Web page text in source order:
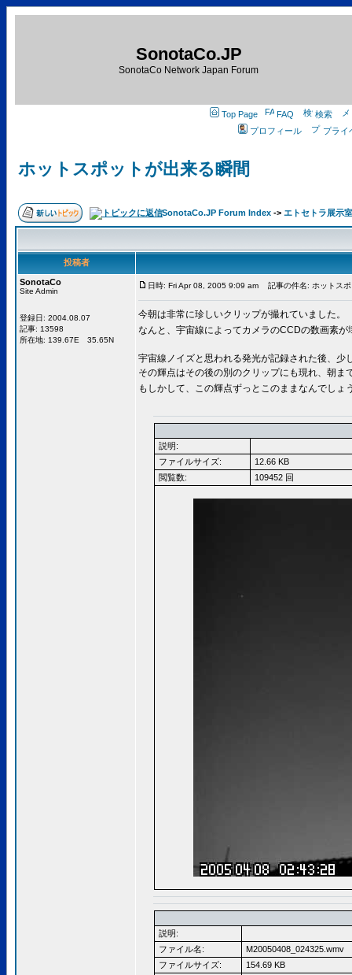
SonotaCo.JP
SonotaCo Network Japan Forum
Top Page FAQ
検索
プロフィール
プライ
ホットスポットが出来る瞬間
SonotaCo.JP Forum Index -> エトセトラ展示室
投稿者
SonotaCo
Site Admin
登録日: 2004.08.07
記事: 13598
所在地: 139.67E 35.65N
日時: Fri Apr 08, 2005 9:09 am 記事の件名: ホットス
今朝は非常に珍しいクリップが撮れていました。
なんと、宇宙線によってカメラのCCDの数画素
宇宙線ノイズと思われる発光が記録された後、少
その輝点はその後の別のクリップにも現れ、朝ま
もしかして、この輝点ずっとこのままなんでしょ
説明:
ファイルサイズ:
12.66 KB
閲覧数:
109452 回
説明:
ファイル名:
M20050408_024325.wmv
ファイルサイズ:
154.69 KB